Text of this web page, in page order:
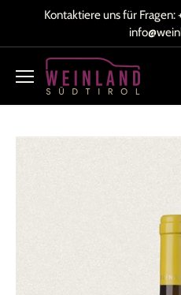
Kontaktiere uns für Fragen: